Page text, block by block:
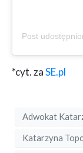
*cyt. zaSE.pl
Adwokat
Katarzyna